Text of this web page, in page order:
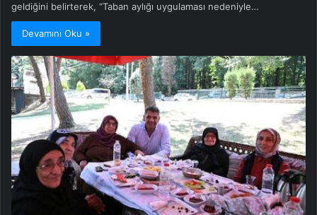
geldiğini belirterek, “Taban aylığı uygulaması nedeniyle…
Devamını Oku »